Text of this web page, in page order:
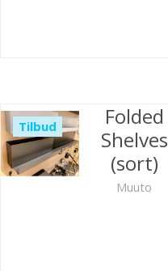
Tilbud
Folded
Shelves
(sort)
Muuto